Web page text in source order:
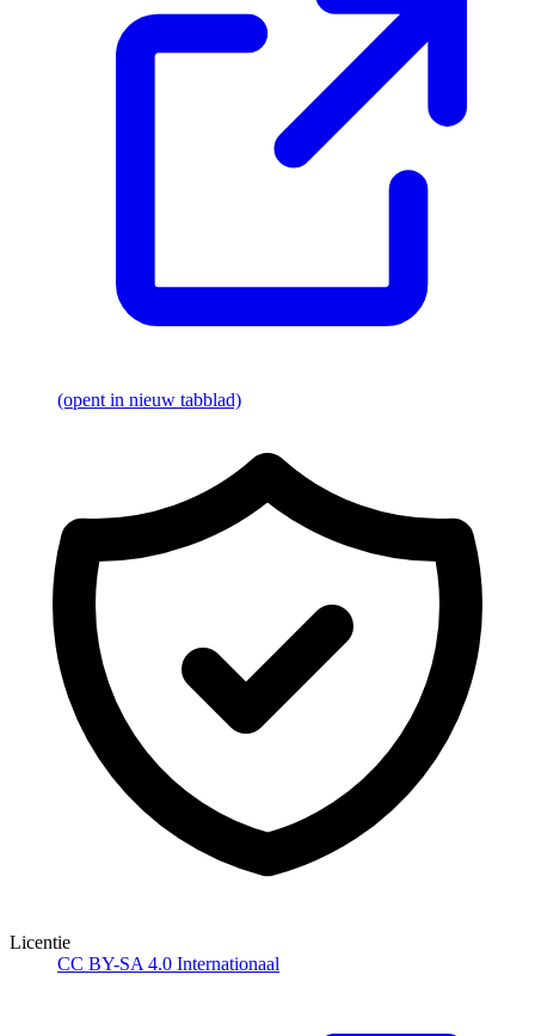
(opent in nieuw tabblad)
Licentie
CC BY-SA 4.0 Internationaal